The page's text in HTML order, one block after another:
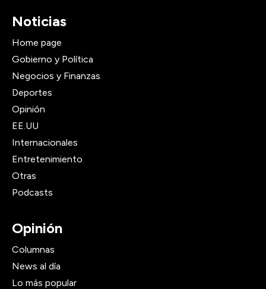
Noticias
Home page
Gobierno y Política
Negocios y Finanzas
Deportes
Opinión
EE.UU
Internacionales
Entretenimiento
Otras
Podcasts
Opinión
Columnas
News al día
Lo más popular